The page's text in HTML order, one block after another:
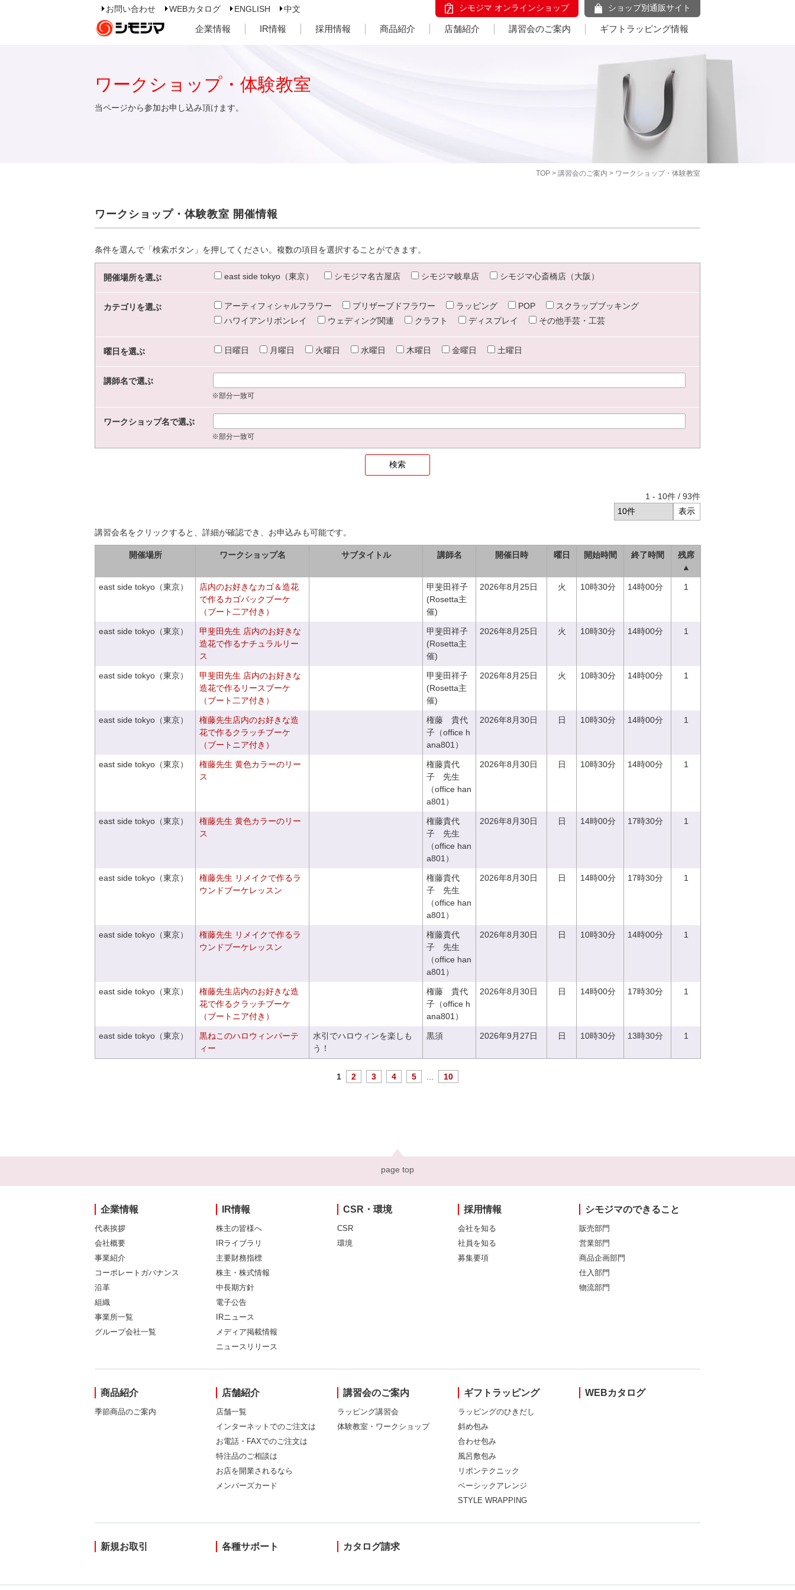
お問い合わせ WEBカタログ ENGLISH 中文 シモジマ オンラインショップ ショップ別通販サイト
企業情報 IR情報 採用情報 商品紹介 店舗紹介 講習会のご案内 ギフトラッピング情報
TOP > 講習会のご案内 > ワークショップ・体験教室
ワークショップ・体験教室
当ページから参加お申し込み頂けます。
ワークショップ・体験教室 開催情報
条件を選んで「検索ボタン」を押してください。複数の項目を選択することができます。
開催場所を選ぶ east side tokyo（東京） シモジマ名古屋店 シモジマ岐阜店 シモジマ心斎橋店（大阪）
カテゴリを選ぶ アーティフィシャルフラワー プリザーブドフラワー ラッピング POP
スクラップブッキング
ハワイアンリボンレイ
ウェディング関連 クラフト ディスプレイ その他手芸・工芸
曜日を選ぶ 日曜日 月曜日 火曜日 水曜日 木曜日 金曜日 土曜日
講師名で選ぶ
※部分一致可
ワークショップ名で選ぶ
※部分一致可
1 - 10件 / 93件
講習会名をクリックすると、詳細が確認でき、お申込みも可能です。
開催場所 ワークショップ名 サブタイトル 講師名 開催日時 曜日 開始時間 終了時間
残席
▲
east side tokyo（東京）
店内のお好きなカゴ＆造花
で作るカゴバックブーケ
（ブート二ア付き）
甲斐田祥子
(Rosetta主
催)
2026年8月25日 火 10時30分 14時00分 1
east side tokyo（東京）
甲斐田先生 店内のお好きな
造花で作るナチュラルリー
ス
甲斐田祥子
(Rosetta主
催)
2026年8月25日 火 10時30分 14時00分 1
east side tokyo（東京）
甲斐田先生 店内のお好きな
造花で作るリースブーケ
（ブート二ア付き）
甲斐田祥子
(Rosetta主
催)
2026年8月25日 火 10時30分 14時00分 1
east side tokyo（東京）
権藤先生店内のお好きな造
花で作るクラッチブーケ
（ブートニア付き）
権藤 貴代
子（office h
ana801）
2026年8月30日 日 10時30分 14時00分 1
east side tokyo（東京）
権藤先生 黄色カラーのリー
ス
権藤貴代
子 先生
（office han
a801）
2026年8月30日 日 10時30分 14時00分 1
east side tokyo（東京）
権藤先生 黄色カラーのリー
ス
権藤貴代
子 先生
（office han
a801）
2026年8月30日 日 14時00分 17時30分 1
east side tokyo（東京）
権藤先生 リメイクで作るラ
ウンドブーケレッスン
権藤貴代
子 先生
（office han
a801）
2026年8月30日 日 14時00分 17時30分 1
east side tokyo（東京）
権藤先生 リメイクで作るラ
ウンドブーケレッスン
権藤貴代
子 先生
（office han
a801）
2026年8月30日 日 10時30分 14時00分 1
east side tokyo（東京）
権藤先生店内のお好きな造
花で作るクラッチブーケ
（ブートニア付き）
権藤 貴代
子（office h
ana801）
2026年8月30日 日 14時00分 17時30分 1
east side tokyo（東京）
黒ねこのハロウィンパーテ
ィー
水引でハロウィンを楽しも
う！
黒須 2026年9月27日 日 10時30分 13時30分 1
1 2 3 4 5 10
page top
企業情報
代表挨拶
会社概要
事業紹介
コーポレートガバナンス
沿革
組織
事業所一覧
グループ会社一覧
IR情報
株主の皆様へ
IRライブラリ
主要財務指標
株主・株式情報
中長期方針
電子公告
IRニュース
メディア掲載情報
ニュースリリース
CSR・環境
CSR
環境
採用情報
会社を知る
社員を知る
募集要項
シモジマのできること
販売部門
営業部門
商品企画部門
仕入部門
物流部門
商品紹介
季節商品のご案内
店舗紹介
店舗一覧
インターネットでのご注文は
お電話・FAXでのご注文は
特注品のご相談は
お店を開業されるなら
メンバーズカード
講習会のご案内
ラッピング講習会
体験教室・ワークショップ
ギフトラッピング
ラッピングのひきだし
斜め包み
合わせ包み
風呂敷包み
リボンテクニック
ベーシックアレンジ
STYLE WRAPPING
WEBカタログ
新規お取引 各種サポート カタログ請求